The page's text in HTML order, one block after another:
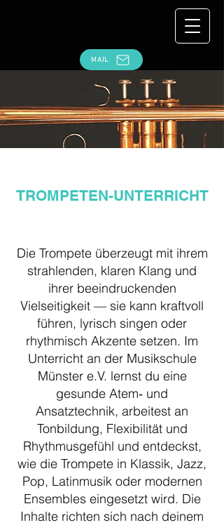
MAIL
TROMPETEN-UNTERRICHT
Die Trompete überzeugt mit ihrem
strahlenden, klaren Klang und
ihrer beeindruckenden
Vielseitigkeit — sie kann kraftvoll
führen, lyrisch singen oder
rhythmisch Akzente setzen. Im
Unterricht an der Musikschule
Münster e.V. lernst du eine
gesunde Atem‑ und
Ansatztechnik, arbeitest an
Tonbildung, Flexibilität und
Rhythmusgefühl und entdeckst,
wie die Trompete in Klassik, Jazz,
Pop, Latinmusik oder modernen
Ensembles eingesetzt wird. Die
Inhalte richten sich nach deinem